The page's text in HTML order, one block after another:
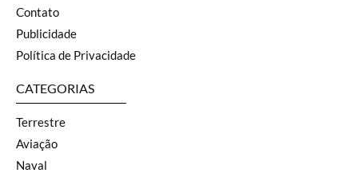
Contato
Publicidade
Política de Privacidade
CATEGORIAS
Terrestre
Aviação
Naval